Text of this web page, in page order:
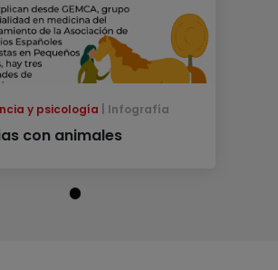
y psicología Infografía
con animales